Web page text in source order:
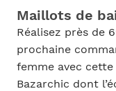
Maillots de
Réalisez près de
prochaine
femme avec
Bazarchic dont